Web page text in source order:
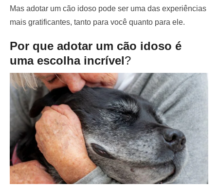
Mas adotar um cão idoso pode ser uma das experiências
mais gratificantes, tanto para você quanto para ele.
Por que adotar um cão idoso é
uma escolha incrível?